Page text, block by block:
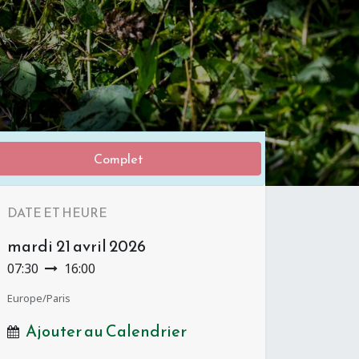
Complet
DATE ET HEURE
mardi 21 avril 2026
07:30 16:00
Europe/Paris
Ajouter au Calendrier